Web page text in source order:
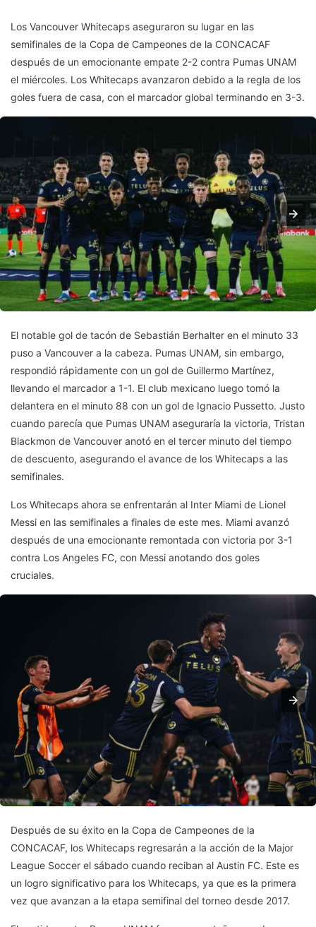
Los Vancouver Whitecaps aseguraron su lugar en las
semifinales de la Copa de Campeones de la CONCACAF
después de un emocionante empate 2-2 contra Pumas UNAM
el miércoles. Los Whitecaps avanzaron debido a la regla de los
goles fuera de casa, con el marcador global terminando en 3-3.
El notable gol de tacón de Sebastián Berhalter en el minuto 33
puso a Vancouver a la cabeza. Pumas UNAM, sin embargo,
respondió rápidamente con un gol de Guillermo Martínez,
llevando el marcador a 1-1. El club mexicano luego tomó la
delantera en el minuto 88 con un gol de Ignacio Pussetto. Justo
cuando parecía que Pumas UNAM aseguraría la victoria, Tristan
Blackmon de Vancouver anotó en el tercer minuto del tiempo
de descuento, asegurando el avance de los Whitecaps a las
semifinales.
Los Whitecaps ahora se enfrentarán al Inter Miami de Lionel
Messi en las semifinales a finales de este mes. Miami avanzó
después de una emocionante remontada con victoria por 3-1
contra Los Angeles FC, con Messi anotando dos goles
cruciales.
Después de su éxito en la Copa de Campeones de la
CONCACAF, los Whitecaps regresarán a la acción de la Major
League Soccer el sábado cuando reciban al Austin FC. Este es
un logro significativo para los Whitecaps, ya que es la primera
vez que avanzan a la etapa semifinal del torneo desde 2017.